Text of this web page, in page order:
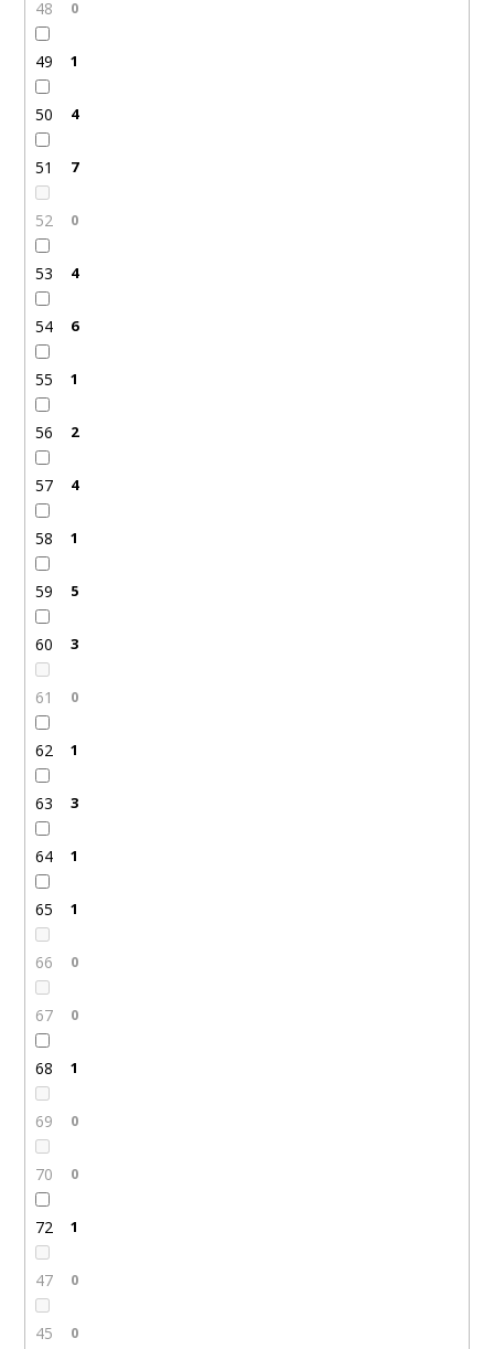
48 0
49 1
50 4
51 7
52 0
53 4
54 6
55 1
56 2
57 4
58 1
59 5
60 3
61 0
62 1
63 3
64 1
65 1
66 0
67 0
68 1
69 0
70 0
72 1
47 0
45 0